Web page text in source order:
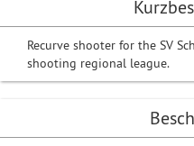
Recurve shooter for the SV
shooting regional league.